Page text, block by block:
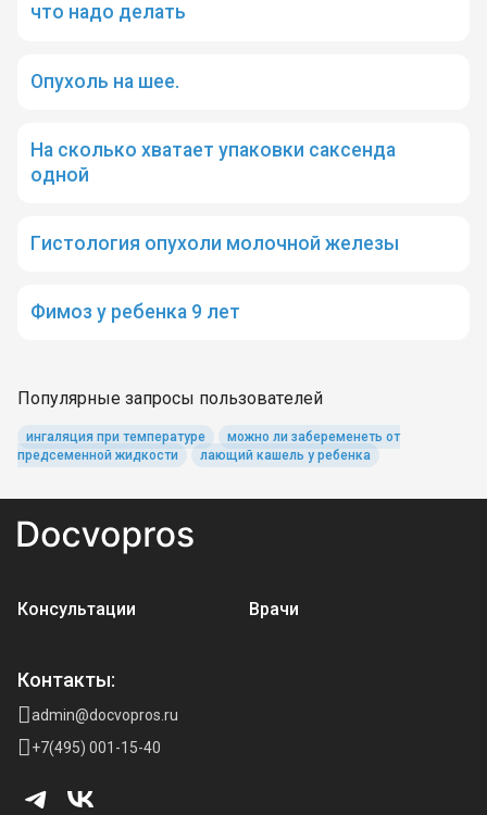
что надо делать
Опухоль на шее.
На сколько хватает упаковки саксенда
одной
Гистология опухоли молочной железы
Фимоз у ребенка 9 лет
Популярные запросы пользователей
ингаляция при температуре
можно ли забеременеть от
предсеменной жидкости
лающий кашель у ребенка
Консультации Врачи
Контакты:
admin@docvopros.ru
+7(495) 001-15-40